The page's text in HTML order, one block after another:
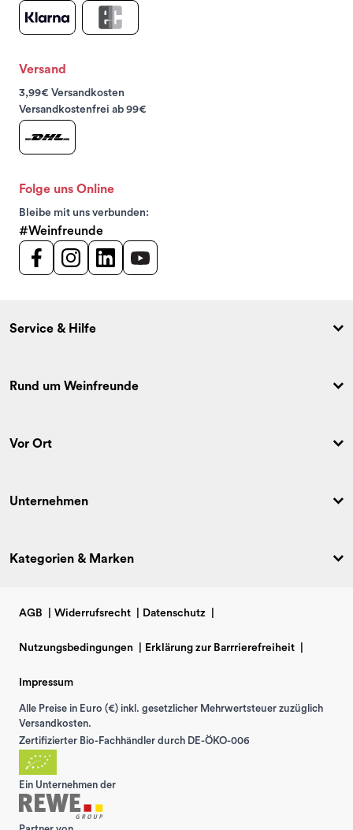
Versand
3,99€ Versandkosten
Versandkostenfrei ab 99€
Folge uns Online
Bleibe mit uns verbunden:
#Weinfreunde
Service & Hilfe
Rund um Weinfreunde
Vor Ort
Unternehmen
Kategorien & Marken
AGB Widerrufsrecht Datenschutz
Nutzungsbedingungen Erklärung zur Barrrierefreiheit
Impressum
Alle Preise in Euro (€) inkl. gesetzlicher Mehrwertsteuer zuzüglich
Versandkosten.
Zertifizierter Bio-Fachhändler durch DE-ÖKO-006
Ein Unternehmen der